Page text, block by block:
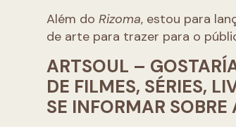
Além doRizoma, estou para
de arte para trazer para o
ARTSOUL –
DE FILMES, SÉRIES,
SE INFORMAR SOBRE